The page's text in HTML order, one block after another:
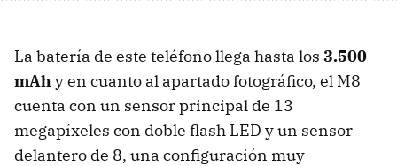
La batería de este teléfono llega hasta los 3.500
mAhy en cuanto al apartado fotográfico, el M8
cuenta con un sensor principal de 13
megapíxeles con doble flash LED y un sensor
delantero de 8, una configuración muy